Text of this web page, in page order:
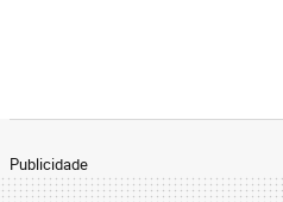
Publicidade